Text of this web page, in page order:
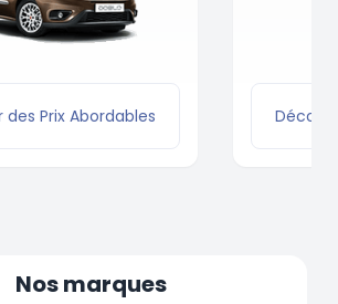
des Prix Abordables
Nos marques